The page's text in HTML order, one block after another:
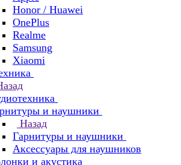
Honor / Huawei
OnePlus
Realme
Samsung
Xiaomi
и наушники
Назад
Гарнитуры и наушники
Аксессуары для наушников
и акустика